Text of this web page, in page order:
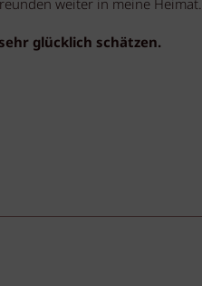
weiter in meine Heimat.
glücklich schätzen.